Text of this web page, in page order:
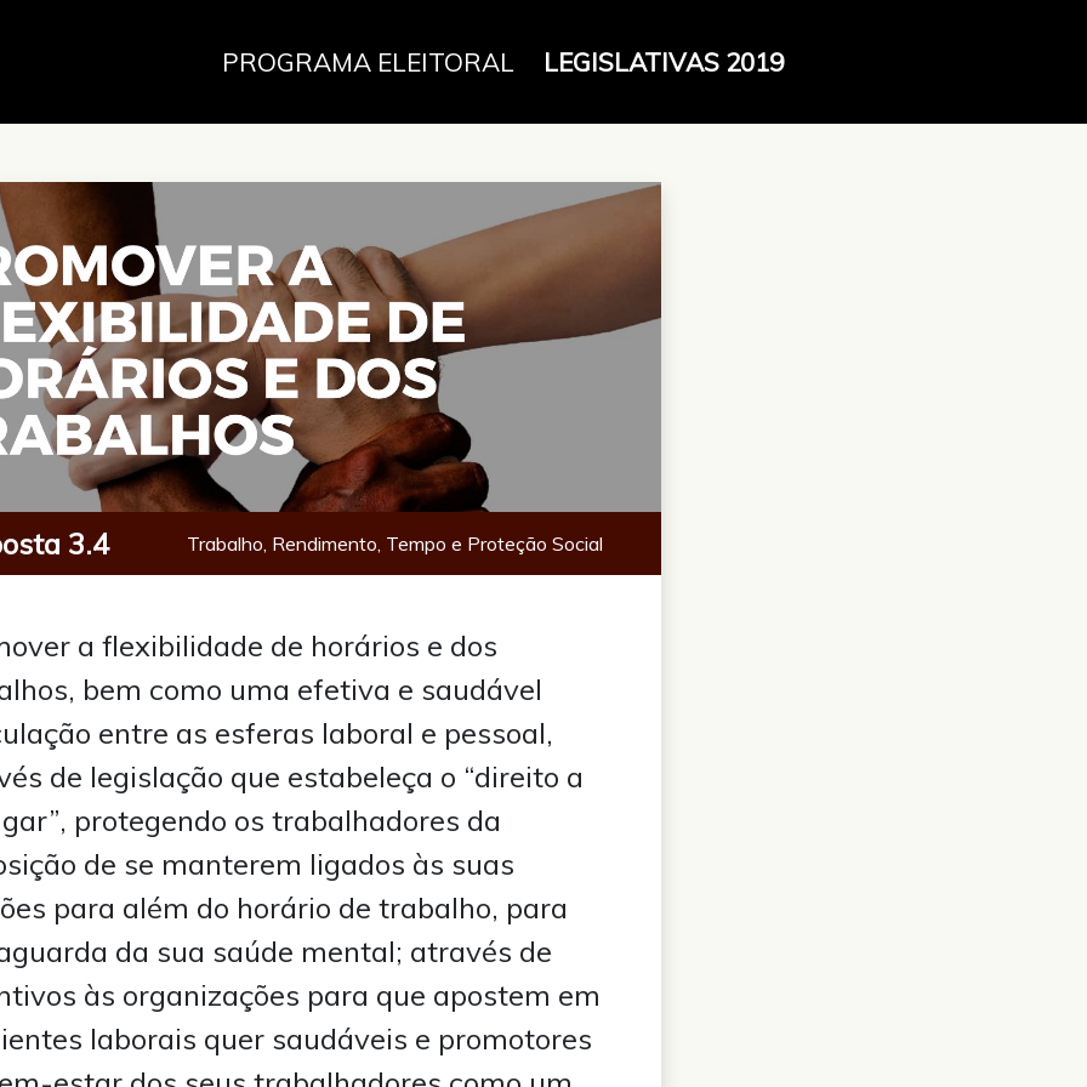
PROGRAMA ELEITORAL LEGISLATIVAS 2019
3.4 Trabalho, Rendimento, Tempo e Proteção Social
a flexibilidade de horários e dos
bem como uma efetiva e saudável
entre as esferas laboral e pessoal,
de legislação que estabeleça o “direito a
protegendo os trabalhadores da
de se manterem ligados às suas
para além do horário de trabalho, para
da sua saúde mental; através de
às organizações para que apostem em
laborais quer saudáveis e promotores